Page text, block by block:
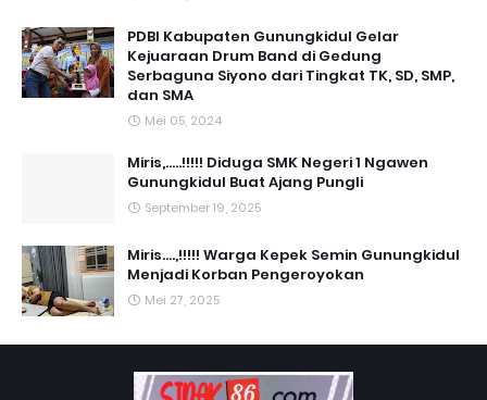
PDBI Kabupaten Gunungkidul Gelar
Kejuaraan Drum Band di Gedung
Serbaguna Siyono dari Tingkat TK, SD, SMP,
dan SMA
Mei 05, 2024
Miris,.....!!!!! Diduga SMK Negeri 1 Ngawen
Gunungkidul Buat Ajang Pungli
September 19, 2025
Miris....,!!!!! Warga Kepek Semin Gunungkidul
Menjadi Korban Pengeroyokan
Mei 27, 2025